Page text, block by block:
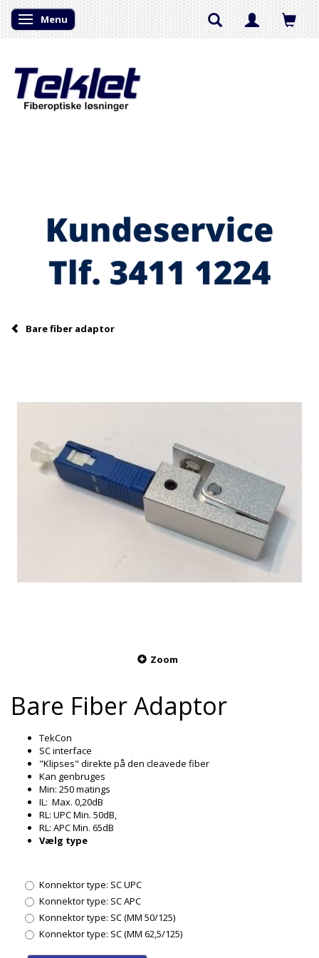
Skifte navigation
Menu
Bare fiber adaptor
Zoom
Bare Fiber Adaptor
TekCon
SC interface
"Klipses" direkte på den cleavede fiber
Kan genbruges
Min: 250 matings
IL: Max. 0,20dB
RL: UPC Min. 50dB,
RL: APC Min. 65dB
Vælg type
Konnektor type: SC UPC
Konnektor type: SC APC
Konnektor type: SC (MM 50/125)
Konnektor type: SC (MM 62,5/125)